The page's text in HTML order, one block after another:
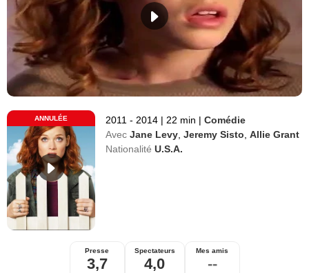
ANNULÉE 2011 - 2014 | 22 min | Comédie
Avec Jane Levy ,Jeremy Sisto ,Allie Grant
Nationalité U.S.A.
Presse
3,7
Spectateurs
4,0
Mes amis
--